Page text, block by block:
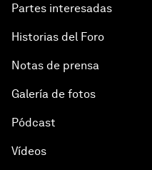
Partes interesadas
Historias del Foro
Notas de prensa
Galería de fotos
Pódcast
Vídeos